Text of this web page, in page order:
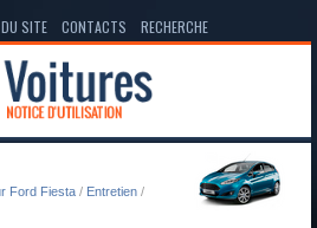
SITE CONTACTS RECHERCHE
Ford Fiesta / Entretien /